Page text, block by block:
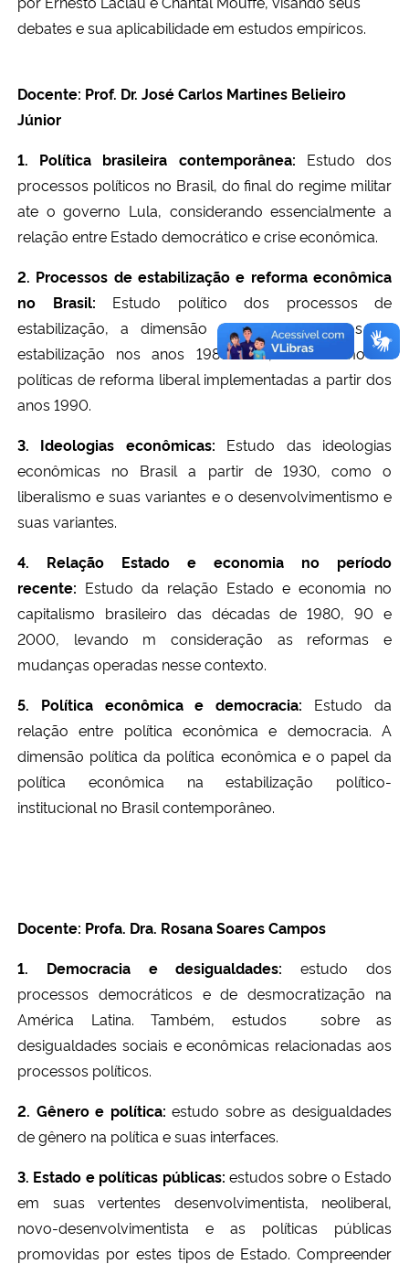
debates e sua aplicabilidade em estudos empíricos.
Docente: Prof. Dr. José Carlos Martines Belieiro
Júnior
1. Política brasileira contemporânea: Estudo dos
processos políticos no Brasil, do final do regime militar
ate o governo Lula, considerando essencialmente a
relação entre Estado democrático e crise econômica.
2. Processos de estabilização e reforma econômica
no Brasil: Estudo político dos processos de
estabilização, a dimensão política dos planos de
estabilização nos anos 1986-1994, bem como as
políticas de reforma liberal implementadas a partir dos
anos 1990.
3. Ideologias econômicas: Estudo das ideologias
econômicas no Brasil a partir de 1930, como o
liberalismo e suas variantes e o desenvolvimentismo e
suas variantes.
4. Relação Estado e economia no período
recente: Estudo da relação Estado e economia no
capitalismo brasileiro das décadas de 1980, 90 e
2000, levando m consideração as reformas e
mudanças operadas nesse contexto.
5. Política econômica e democracia: Estudo da
relação entre política econômica e democracia. A
dimensão política da política econômica e o papel da
política econômica na estabilização político-
institucional no Brasil contemporâneo.
Docente: Profa. Dra. Rosana Soares Campos
1. Democracia e desigualdades: estudo dos
processos democráticos e de desmocratização na
América Latina. Também, estudos
sobre as
desigualdades sociais e econômicas relacionadas aos
processos políticos.
2. Gênero e política: estudo sobre as desigualdades
de gênero na política e suas interfaces.
3. Estado e políticas públicas: estudos sobre o Estado
em suas vertentes desenvolvimentista, neoliberal,
novo-desenvolvimentista e as políticas públicas
promovidas por estes tipos de Estado. Compreender